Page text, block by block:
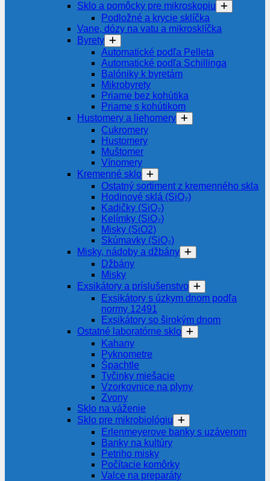
Sklo a pomôcky pre mikroskopiu
Podložné a krycie sklíčka
Vane, dózy na vatu a mikrosklíčka
Byrety
Automatické podľa Pelleta
Automatické podľa Schillinga
Balóniky k byretám
Mikrobyrety
Priame bez kohútika
Priame s kohútikom
Hustomery a liehomery
Cukromery
Hustomery
Muštomer
Vínomery
Kremenné sklo
Ostatný sortiment z kremenného skla
Hodinové sklá (SiO₂)
Kadičky (SiO₂)
Kelímky (SiO₂)
Misky (SiO2)
Skúmavky (SiO₂)
Misky, nádoby a džbány
Džbány
Misky
Exsikátory a príslušenstvo
Exsikátory s úzkym dnom podľa
normy 12491
Exsikátory so širokým dnom
Ostatné laboratórne sklo
Kahany
Pyknometre
Špachtle
Tyčinky miešacie
Vzorkovnice na plyny
Zvony
Sklo na váženie
Sklo pre mikrobiológiu
Erlenmeyerove banky s uzáverom
Banky na kultúry
Petriho misky
Počítacie komôrky
Valce na preparáty